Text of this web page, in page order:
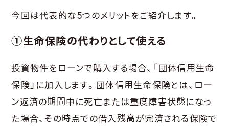
今回は代表的な5つのメリットをご紹介します。
①生命保険の代わりとして使える
投資物件をローンで購入する場合、「団体信用生命
保険」に加入します。団体信用生命保険とは、ロー
ン返済の期間中に死亡または重度障害状態になっ
た場合、その時点での借入残高が完済される保険で